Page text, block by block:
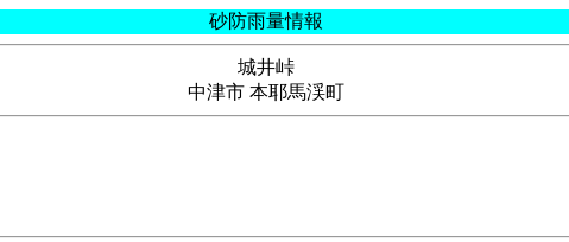
砂防雨量情報
城井峠
中津市 本耶馬渓町